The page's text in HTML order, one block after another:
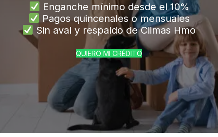
Enganche mínimo desde el 10%
Pagos quincenales o mensuales
Sin aval y respaldo de Climas Hmo
QUIERO MI CRÉDITO